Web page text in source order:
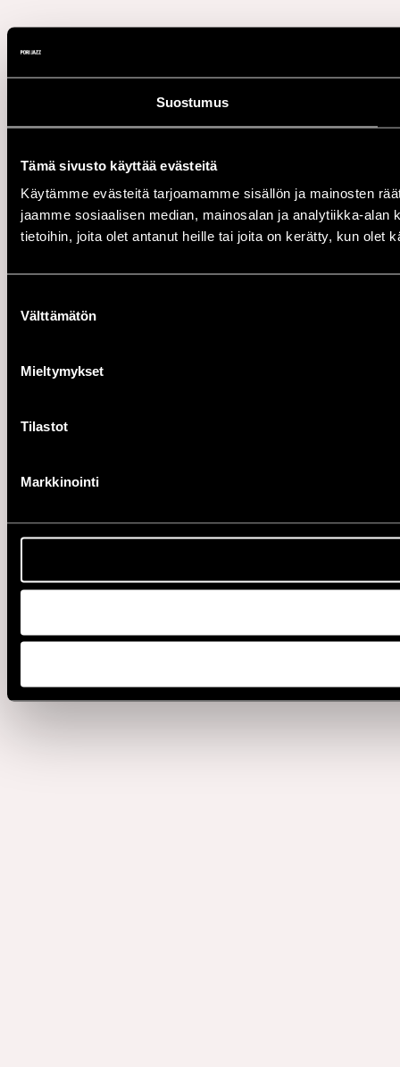
Suostumus
Tämä sivusto käyttää evästeitä
Käytämme evästeitä tarjoamamme sisällön ja mainosten
jaamme sosiaalisen median, mainosalan ja analytiikka-
tietoihin, joita olet antanut heille tai joita on kerätty, kun olet
valinta
Välttämätön
Mieltymykset
Tilastot
Markkinointi